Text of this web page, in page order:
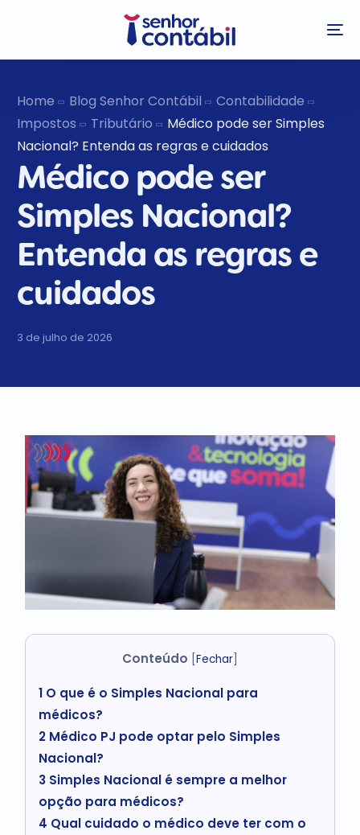
Home Blog Senhor Contábil
Contabilidade
Impostos
Tributário
Médico pode ser Simples
Nacional? Entenda as regras e cuidados
Médico pode ser
Simples Nacional?
Entenda as regras e
cuidados
3 de julho de 2026
Conteúdo Fechar]
1O que é o Simples Nacional para
médicos?
2Médico PJ pode optar pelo Simples
Nacional?
3Simples Nacional é sempre a melhor
opção para médicos?
4 Qual cuidado o médico deve ter com o